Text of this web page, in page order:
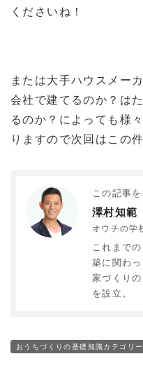
くださいね！
または大手ハウスメー
会社で建てるのか？は
るのか？によっても様
りますので次回はこの
この記事
澤村知範
オウチの学
これまで
築に関わ
家づくり
を設立。
おうちづくりの基礎知識カテゴリー